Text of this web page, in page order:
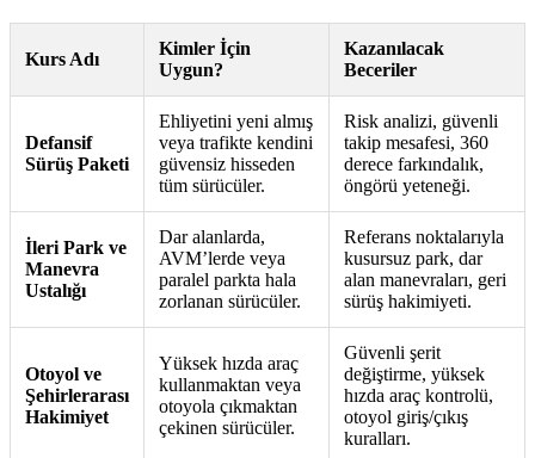
Kurs Adı
Kimler İçin
Uygun?
Kazanılacak
Beceriler
Defansif
Sürüş Paketi
Ehliyetini yeni almış
veya trafikte kendini
güvensiz hisseden
tüm sürücüler.
Risk analizi, güvenli
takip mesafesi, 360
derece farkındalık,
öngörü yeteneği.
İleri Park ve
Manevra
Ustalığı
Dar alanlarda,
AVM’lerde veya
paralel parkta hala
zorlanan sürücüler.
Referans noktalarıyla
kusursuz park, dar
alan manevraları, geri
sürüş hakimiyeti.
Otoyol ve
Şehirlerarası
Hakimiyet
Yüksek hızda araç
kullanmaktan veya
otoyola çıkmaktan
çekinen sürücüler.
Güvenli şerit
değiştirme, yüksek
hızda araç kontrolü,
otoyol giriş/çıkış
kuralları.